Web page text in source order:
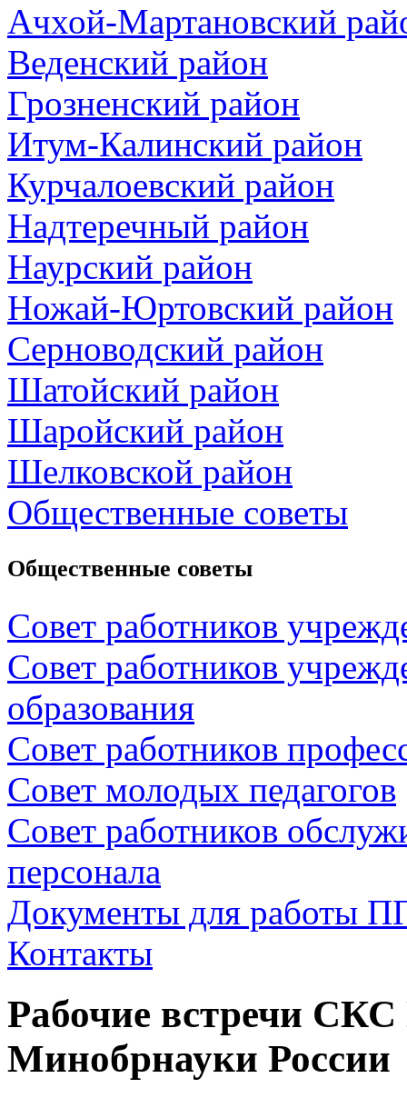
Ачхой-Мартановский
Веденский район
Грозненский район
Итум-Калинский район
Курчалоевский район
Надтеречный район
Наурский район
Ножай-Юртовский район
Серноводский район
Шатойский район
Шаройский район
Шелковской район
Общественные советы
Общественные советы
Совет работников
Совет работников
образования
Совет работников
Совет молодых педагогов
Совет работников
персонала
Документы для работы
Контакты
Рабочие встречи
Минобрнауки России